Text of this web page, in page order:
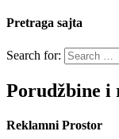
Pretraga sajta
Search for:
Porudžbine i
Reklamni Prostor